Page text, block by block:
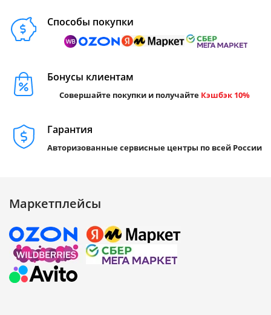
Способы покупки
Бонусы клиентам
Совершайте покупки и получайте Кэшбэк 10%
Гарантия
Авторизованные сервисные центры по всей России
Маркетплейсы